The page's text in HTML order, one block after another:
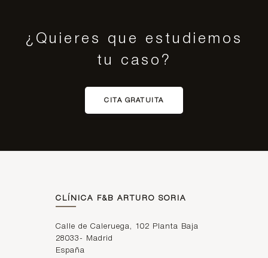
¿Quieres que estudiemos
tu caso?
CITA GRATUITA
CLÍNICA F&B ARTURO SORIA
Calle de Caleruega, 102 Planta Baja
28033-
Madrid
España